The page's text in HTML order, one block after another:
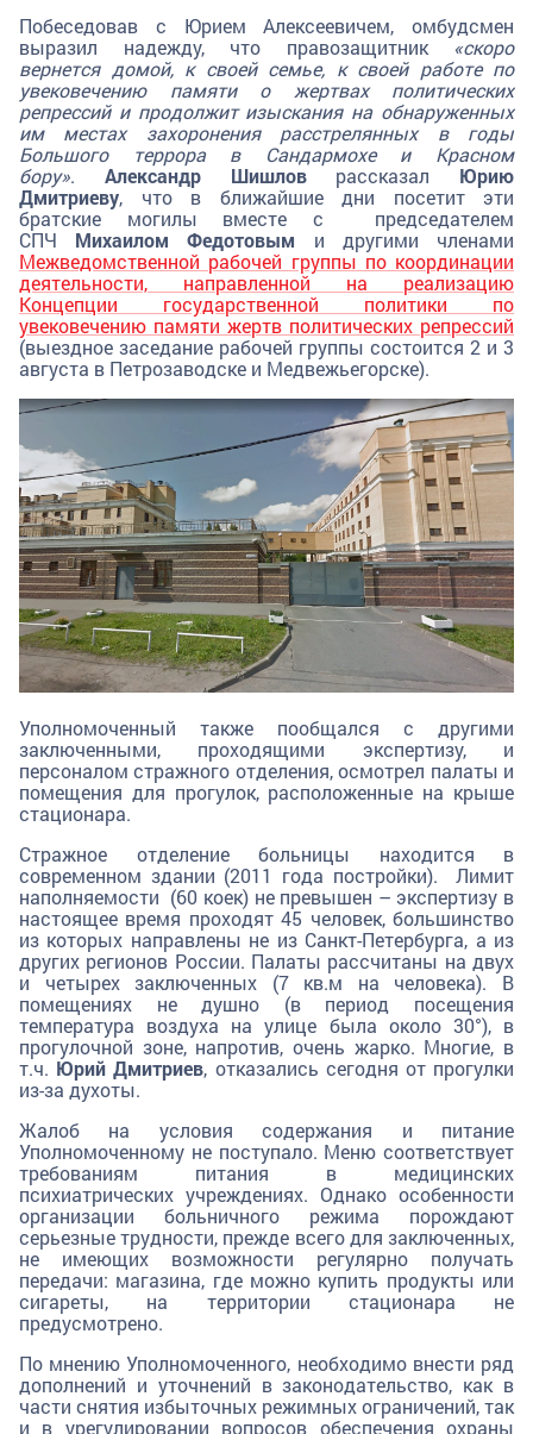
Побеседовав с Юрием Алексеевичем,
омбудсмен
выразил надежду, что правозащитник «скоро
вернется домой, к своей семье, к своей работе по
увековечению памяти о жертвах политических
репрессий и продолжит изыскания на обнаруженных
им местах захоронения расстрелянных в годы
Большого террора в Сандармохе и Красном
бору». Александр Шишловрассказал Юрию
Дмитриеву, что в ближайшие дни посетит эти
братские могилы вместе с председателем
СПЧ Михаилом Федотовым и другими членами
Межведомственной рабочей группы по координации
деятельности, направленной на реализацию
Концепции государственной политики по
увековечению памяти жертв политических репрессий
(выездное заседание рабочей группы состоится 2 и 3
августа в Петрозаводске и Медвежьегорске).
Уполномоченный также пообщался с другими
заключенными, проходящими экспертизу, и
персоналом стражного отделения, осмотрел палаты и
помещения для прогулок, расположенные на крыше
стационара.
Стражное отделение больницы находится в
современном здании (2011 года постройки). Лимит
наполняемости (60 коек) не превышен – экспертизу в
настоящее время проходят 45 человек, большинство
из которых направлены не из Санкт-Петербурга, а из
других регионов России. Палаты рассчитаны на двух
и четырех заключенных (7 кв.м на человека). В
помещениях не душно (в период посещения
температура воздуха на улице была около 30°), в
прогулочной зоне, напротив, очень жарко. Многие, в
т.ч. Юрий Дмитриев, отказались сегодня от прогулки
из-за духоты.
Жалоб на условия содержания и питание
Уполномоченному не поступало. Меню соответствует
требованиям питания в медицинских
психиатрических учреждениях. Однако особенности
организации больничного режима порождают
серьезные трудности, прежде всего для заключенных,
не имеющих возможности регулярно получать
передачи: магазина, где можно купить продукты или
сигареты, на территории стационара не
предусмотрено.
По мнению Уполномоченного, необходимо внести ряд
дополнений и уточнений в законодательство, как в
части снятия избыточных режимных ограничений, так
и в урегулировании вопросов обеспечения охраны